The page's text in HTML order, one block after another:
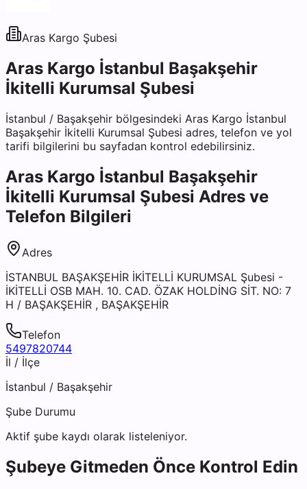
Aras Kargo Şubesi
Aras Kargo İstanbul Başakşehir
İkitelli Kurumsal Şubesi
İstanbul / Başakşehir bölgesindeki Aras Kargo İstanbul
Başakşehir İkitelli Kurumsal Şubesi adres, telefon ve yol
tarifi bilgilerini bu sayfadan kontrol edebilirsiniz.
Aras Kargo İstanbul Başakşehir
İkitelli Kurumsal Şubesi Adres ve
Telefon Bilgileri
Adres
İSTANBUL BAŞAKŞEHİR İKİTELLİ KURUMSAL Şubesi -
İKİTELLİ OSB MAH. 10. CAD. ÖZAK HOLDİNG SİT. NO: 7
H / BAŞAKŞEHİR , BAŞAKŞEHİR
Telefon
5497820744
İl / İlçe
İstanbul / Başakşehir
Şube Durumu
Aktif şube kaydı olarak listeleniyor.
Şubeye Gitmeden Önce Kontrol Edin